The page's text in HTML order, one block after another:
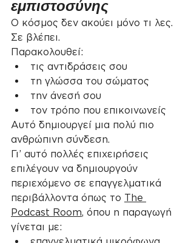
εμπιστοσύνης
Ο κόσμος δεν ακούει μόνο τι λες.
Σε βλέπει.
Παρακολουθεί:
τις αντιδράσεις σου
τη γλώσσα του σώματος
την άνεσή σου
τον τρόπο που επικοινωνείς
Αυτό δημιουργεί μια πολύ πιο
ανθρώπινη σύνδεση.
Γι’ αυτό πολλές επιχειρήσεις
επιλέγουν να δημιουργούν
περιεχόμενο σε επαγγελματικά
περιβάλλοντα όπως το The
Podcast Room, όπου η παραγωγή
γίνεται με: